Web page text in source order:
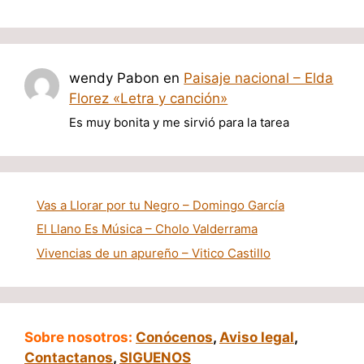
wendy Pabon en Paisaje nacional – Elda
Florez «Letra y canción»
Es muy bonita y me sirvió para la tarea
Vas a Llorar por tu Negro – Domingo García
El Llano Es Música – Cholo Valderrama
Vivencias de un apureño – Vitico Castillo
Sobre nosotros: Conócenos, Aviso legal,
Contactanos, SIGUENOS